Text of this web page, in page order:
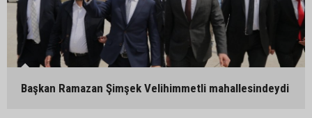
Başkan Ramazan Şimşek Velihimmetli mahallesindeydi